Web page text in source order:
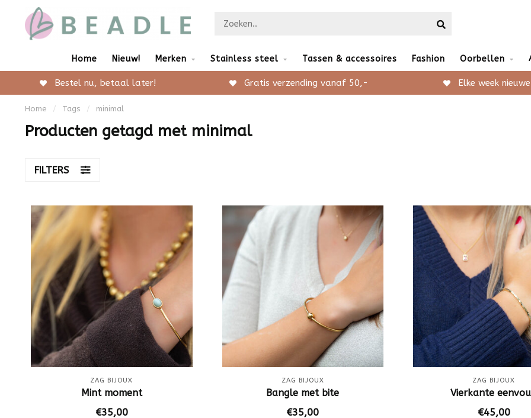
Home Nieuw! Merken Stainless steel Tassen & accessoires Fashion Oorbellen
Bestel nu, betaal later! Gratis verzending vanaf 50,- Elke week
Home / Tags / minimal
Producten getagd met minimal
FILTERS
ZAG BIJOUX
Mint moment
€35,00
ZAG BIJOUX
Bangle met bite
€35,00
ZAG BIJOUX
Vierkante
€45,00